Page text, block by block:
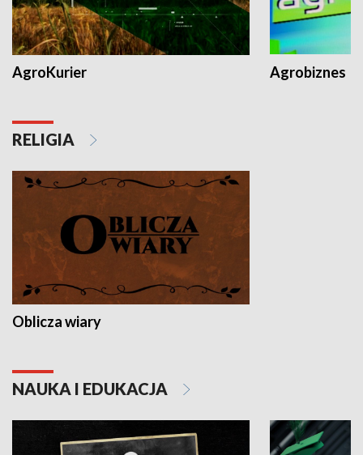
AgroKurier Agrobiznes
RELIGIA
Oblicza wiary
NAUKA I EDUKACJA